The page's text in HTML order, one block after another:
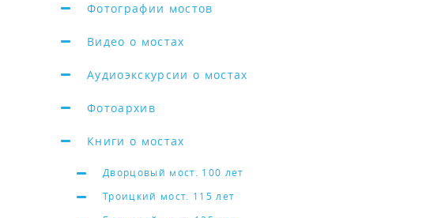
Фотографии мостов
Видео о мостах
Аудиоэкскурсии о мостах
Фотоархив
Книги о мостах
Дворцовый мост. 100 лет
Троицкий мост. 115 лет